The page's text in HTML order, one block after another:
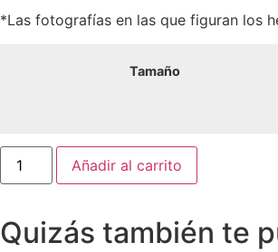
*Las fotografías en las que figuran los
Tamaño
Cyathea
dealbata
cantidad
Añadir al carrito
Quizás también te